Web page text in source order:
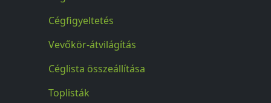
Cégfigyeltetés
Vevőkör-átvilágítás
Céglista összeállítása
Toplisták